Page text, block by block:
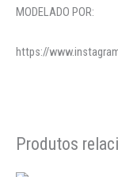
MODELADO POR:
https://
Produtos